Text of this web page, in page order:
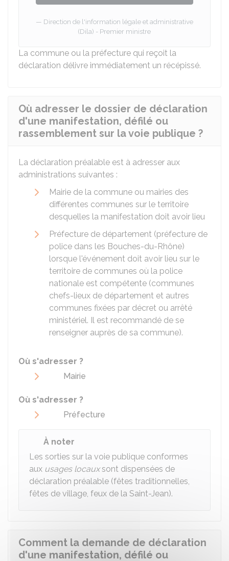
Direction de l'information légale et administrative
(Dila) - Premier ministre
La commune ou la préfecture qui reçoit la
déclaration délivre immédiatement un récépissé.
Où adresser le dossier de déclaration
d'une manifestation, défilé ou
rassemblement sur la voie publique ?
La déclaration préalable est à adresser aux
administrations suivantes :
Mairie de la commune ou mairies des
différentes communes sur le territoire
desquelles la manifestation doit avoir lieu
Préfecture de département (préfecture de
police dans les Bouches-du-Rhône)
lorsque l'événement doit avoir lieu sur le
territoire de communes où la police
nationale est compétente (communes
chefs-lieux de département et autres
communes fixées par décret ou arrêté
ministériel. Il est recommandé de se
renseigner auprès de sa commune).
Où s'adresser ?
Mairie
Où s'adresser ?
Préfecture
À noter
Les sorties sur la voie publique conformes
aux usages locauxsont dispensées de
déclaration préalable (fêtes traditionnelles,
fêtes de village, feux de la Saint-Jean).
Comment la demande de déclaration
d'une manifestation, défilé ou